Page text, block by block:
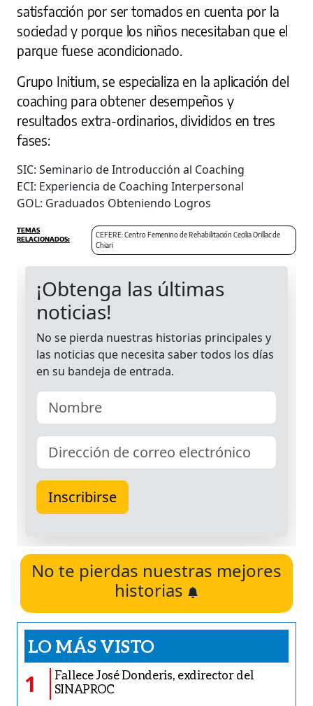
satisfacción por ser tomados en cuenta por la
sociedad y porque los niños necesitaban que el
parque fuese acondicionado.
Grupo Initium, se especializa en la aplicación del
coaching para obtener desempeños y
resultados extra-ordinarios, divididos en tres
fases:
SIC: Seminario de Introducción al Coaching
ECI: Experiencia de Coaching Interpersonal
GOL: Graduados Obteniendo Logros
CEFERE: Centro Femenino de Rehabilitación Cecilia Orillac de
Chiari
No te pierdas nuestras mejores
historias
LO MÁS VISTO
1
Fallece José Donderis, exdirector del
SINAPROC